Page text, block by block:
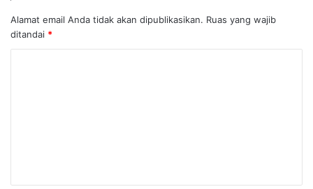
Alamat email Anda tidak akan dipublikasikan. Ruas yang wajib
ditandai *
a